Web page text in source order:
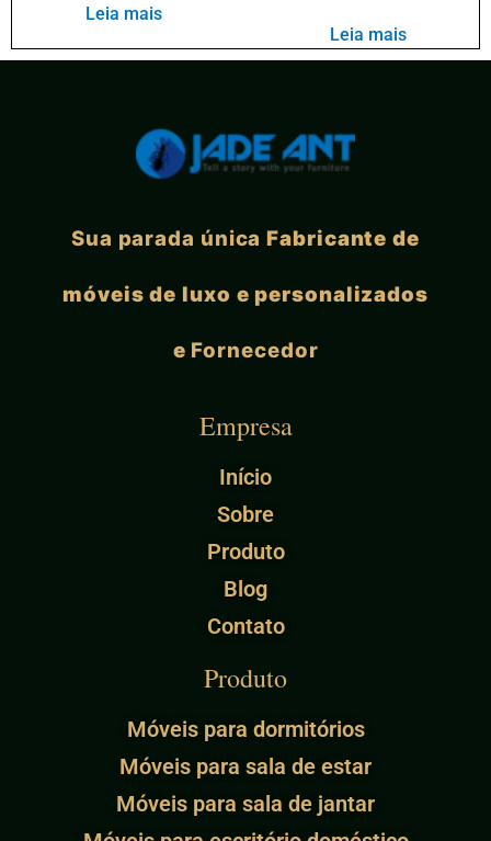
Leia mais
Leia mais
Sua parada únicaFabricante de
móveis de luxo e personalizados
e Fornecedor
Empresa
Início
Sobre
Produto
Blog
Contato
Produto
Móveis para dormitórios
Móveis para sala de estar
Móveis para sala de jantar